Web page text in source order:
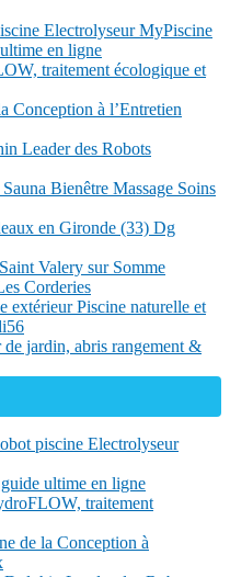
Electrolyseur MyPiscine
en ligne
traitement écologique et
Conception à l’Entretien
Leader des Robots
Bienêtre Massage Soins
en Gironde (33) Dg
Valery sur Somme
Corderies
extérieur Piscine naturelle et
jardin, abris rangement &
piscine Electrolyseur
ultime en ligne
traitement
de la Conception à